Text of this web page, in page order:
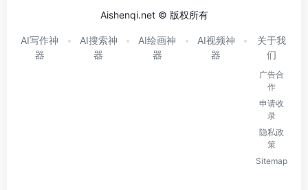
Aishenqi.net © 版权所有
AI写作神
器
AI搜索神
器
AI绘画神
器
AI视频神
器
关于我
们
广告合
作
申请收
录
隐私政
策
Sitemap